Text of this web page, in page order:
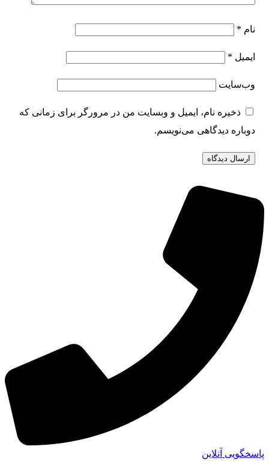
نام *
ایمیل *
وب‌سایت
ذخیره نام، ایمیل و وبسایت من در مرورگر برای زمانی که
دوباره دیدگاهی می‌نویسم.
پاسخگویی آنلاین